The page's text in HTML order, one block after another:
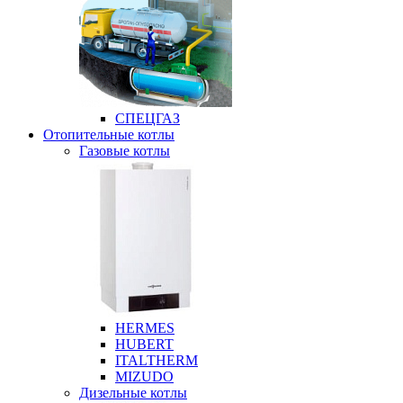
СПЕЦГАЗ
Отопительные котлы
Газовые котлы
HERMES
HUBERT
ITALTHERM
MIZUDO
Дизельные котлы